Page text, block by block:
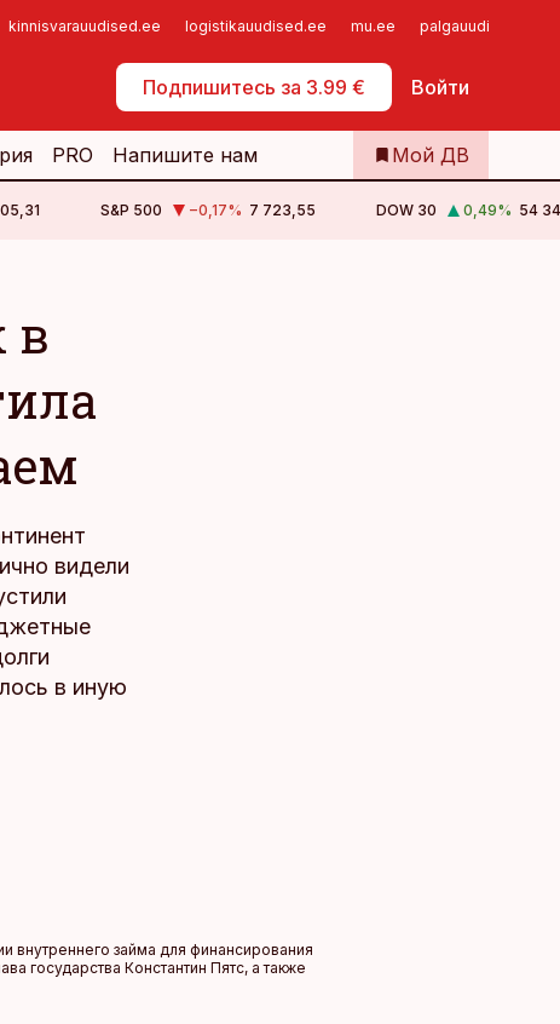
kinnisvarauudised.ee logistikauudised.ee mu.ee palgauudised.ee
Подпишитесь за 3.99 € Войти
Самообслуживание
PRO Напишите нам Мой ДВ
S&P 500 −0,17% 7 723,55 DOW 30 0,49% 54
в
видели
в иную
внутреннего займа для финансирования
государства Константин Пятс, а также